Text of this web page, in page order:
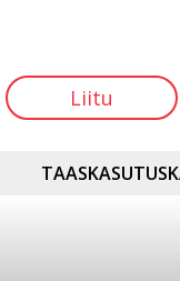
Liitu